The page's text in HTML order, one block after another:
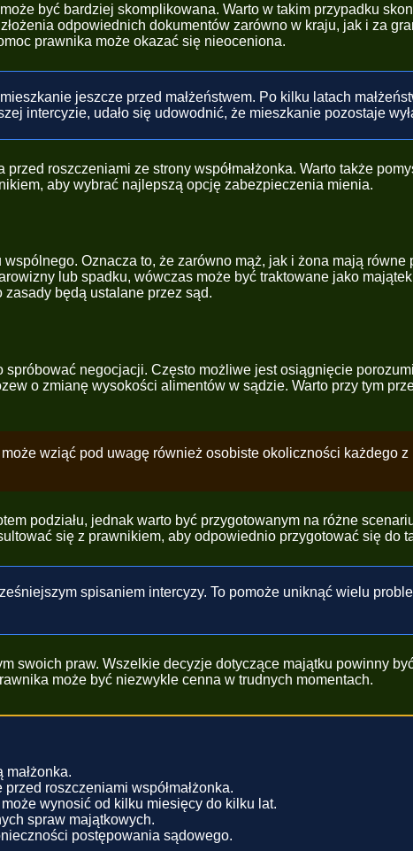
być bardziej skomplikowana. Warto w takim przypadku
odpowiednich dokumentów zarówno w kraju, jak i za
prawnika może okazać się nieoceniona.
jeszcze przed małżeństwem. Po kilku latach
intercyzie, udało się udowodnić, że mieszkanie pozostaje
roszczeniami ze strony współmałżonka. Warto także
aby wybrać najlepszą opcję zabezpieczenia mienia.
Oznacza to, że zarówno mąż, jak i żona mają
lub spadku, wówczas może być traktowane jako
będą ustalane przez sąd.
negocjacji. Często możliwe jest osiągnięcie
o zmianę wysokości alimentów w sądzie. Warto przy tym
wziąć pod uwagę również osobiste okoliczności każdego z
podziału, jednak warto być przygotowanym na różne
się z prawnikiem, aby odpowiednio przygotować się do
spisaniem intercyzy. To pomoże uniknąć wielu
swoich praw. Wszelkie decyzje dotyczące majątku powinny
może być niezwykle cenna w trudnych momentach.
małżonka.
roszczeniami współmałżonka.
wynosić od kilku miesięcy do kilku lat.
spraw majątkowych.
postępowania sądowego.